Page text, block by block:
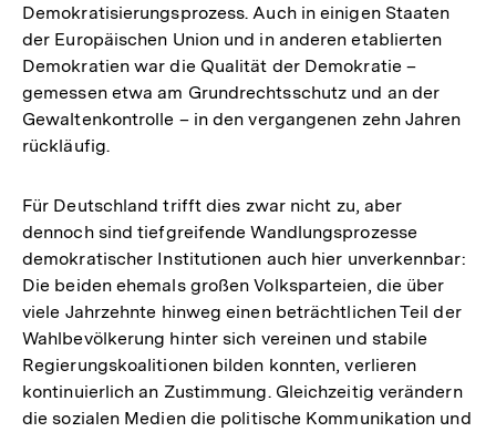
Demokratisierungsprozess. Auch in einigen Staaten
der Europäischen Union und in anderen etablierten
Demokratien war die Qualität der Demokratie –
gemessen etwa am Grundrechtsschutz und an der
Gewaltenkontrolle – in den vergangenen zehn Jahren
rückläufig.
Für Deutschland trifft dies zwar nicht zu, aber
dennoch sind tiefgreifende Wandlungsprozesse
demokratischer Institutionen auch hier unverkennbar:
Die beiden ehemals großen Volksparteien, die über
viele Jahrzehnte hinweg einen beträchtlichen Teil der
Wahlbevölkerung hinter sich vereinen und stabile
Regierungskoalitionen bilden konnten, verlieren
kontinuierlich an Zustimmung. Gleichzeitig verändern
die sozialen Medien die politische Kommunikation und